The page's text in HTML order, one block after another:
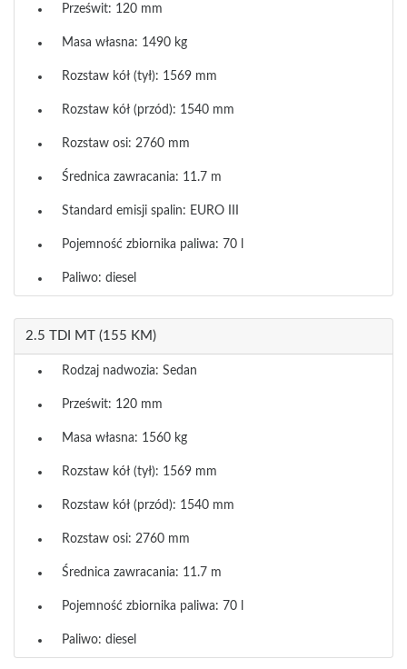
Prześwit: 120 mm
Masa własna: 1490 kg
Rozstaw kół (tył): 1569 mm
Rozstaw kół (przód): 1540 mm
Rozstaw osi: 2760 mm
Średnica zawracania: 11.7 m
Standard emisji spalin: EURO III
Pojemność zbiornika paliwa: 70 l
Paliwo: diesel
2.5 TDI MT (155 KM)
Rodzaj nadwozia: Sedan
Prześwit: 120 mm
Masa własna: 1560 kg
Rozstaw kół (tył): 1569 mm
Rozstaw kół (przód): 1540 mm
Rozstaw osi: 2760 mm
Średnica zawracania: 11.7 m
Pojemność zbiornika paliwa: 70 l
Paliwo: diesel